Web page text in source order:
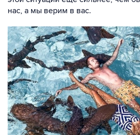
нас, а мы верим в вас.